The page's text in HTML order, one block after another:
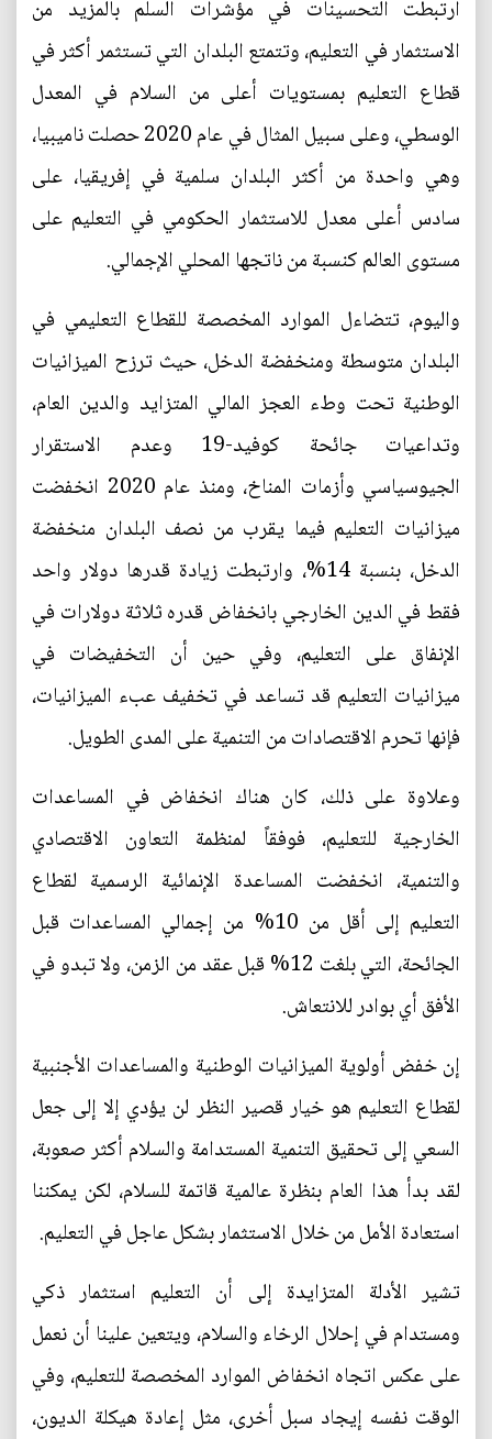
ارتبطت التحسينات في مؤشرات السلم بالمزيد من
الاستثمار في التعليم، وتتمتع البلدان التي تستثمر أكثر في
قطاع التعليم بمستويات أعلى من السلام في المعدل
الوسطي، وعلى سبيل المثال في عام 2020 حصلت ناميبيا،
وهي واحدة من أكثر البلدان سلمية في إفريقيا، على
سادس أعلى معدل للاستثمار الحكومي في التعليم على
مستوى العالم كنسبة من ناتجها المحلي الإجمالي.
واليوم، تتضاءل الموارد المخصصة للقطاع التعليمي في
البلدان متوسطة ومنخفضة الدخل، حيث ترزح الميزانيات
الوطنية تحت وطء العجز المالي المتزايد والدين العام،
وتداعيات جائحة كوفيد-19 وعدم الاستقرار
الجيوسياسي وأزمات المناخ، ومنذ عام 2020 انخفضت
ميزانيات التعليم فيما يقرب من نصف البلدان منخفضة
الدخل، بنسبة 14%، وارتبطت زيادة قدرها دولار واحد
فقط في الدين الخارجي بانخفاض قدره ثلاثة دولارات في
الإنفاق على التعليم، وفي حين أن التخفيضات في
ميزانيات التعليم قد تساعد في تخفيف عبء الميزانيات،
فإنها تحرم الاقتصادات من التنمية على المدى الطويل.
وعلاوة على ذلك، كان هناك انخفاض في المساعدات
الخارجية للتعليم، فوفقاً لمنظمة التعاون الاقتصادي
والتنمية، انخفضت المساعدة الإنمائية الرسمية لقطاع
التعليم إلى أقل من 10% من إجمالي المساعدات قبل
الجائحة، التي بلغت 12% قبل عقد من الزمن، ولا تبدو في
الأفق أي بوادر للانتعاش.
إن خفض أولوية الميزانيات الوطنية والمساعدات الأجنبية
لقطاع التعليم هو خيار قصير النظر لن يؤدي إلا إلى جعل
السعي إلى تحقيق التنمية المستدامة والسلام أكثر صعوبة،
لقد بدأ هذا العام بنظرة عالمية قاتمة للسلام، لكن يمكننا
استعادة الأمل من خلال الاستثمار بشكل عاجل في التعليم.
تشير الأدلة المتزايدة إلى أن التعليم استثمار ذكي
ومستدام في إحلال الرخاء والسلام، ويتعين علينا أن نعمل
على عكس اتجاه انخفاض الموارد المخصصة للتعليم، وفي
الوقت نفسه إيجاد سبل أخرى، مثل إعادة هيكلة الديون،